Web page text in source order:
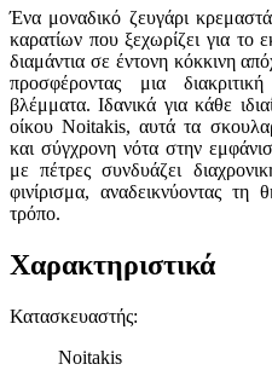
Ένα μοναδικό ζευγάρι
καρατίων που ξεχωρίζει για
διαμάντια σε έντονη κόκκινη
προσφέροντας μια
βλέμματα. Ιδανικά για κάθε
οίκου Noitakis, αυτά τα
και σύγχρονη νότα στην
με πέτρες συνδυάζει
φινίρισμα, αναδεικνύοντας
τρόπο.
Χαρακτηριστικά
Κατασκευαστής:
Noitakis